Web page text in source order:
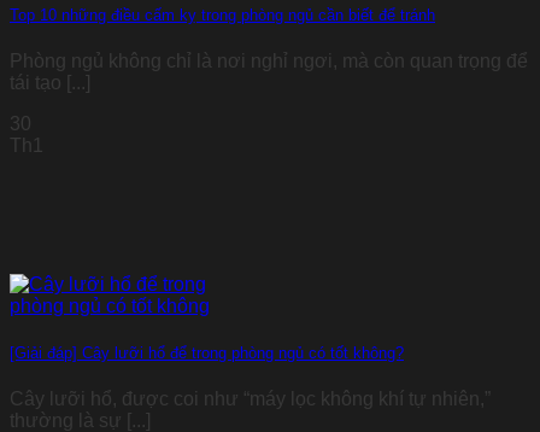
Top 10 những điều cấm kỵ trong phòng ngủ cần biết để tránh
Phòng ngủ không chỉ là nơi nghỉ ngơi, mà còn quan trọng để
tái tạo [...]
30
Th1
[Giải đáp] Cây lưỡi hổ để trong phòng ngủ có tốt không?
Cây lưỡi hổ, được coi như “máy lọc không khí tự nhiên,”
thường là sự [...]